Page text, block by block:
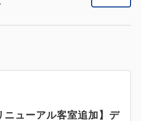
ニューアル客室追加】デ